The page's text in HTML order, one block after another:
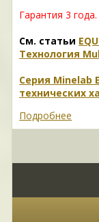
Гарантия 3 года.
См. статьи
Технология
Серия Minelab
технических
Подробнее